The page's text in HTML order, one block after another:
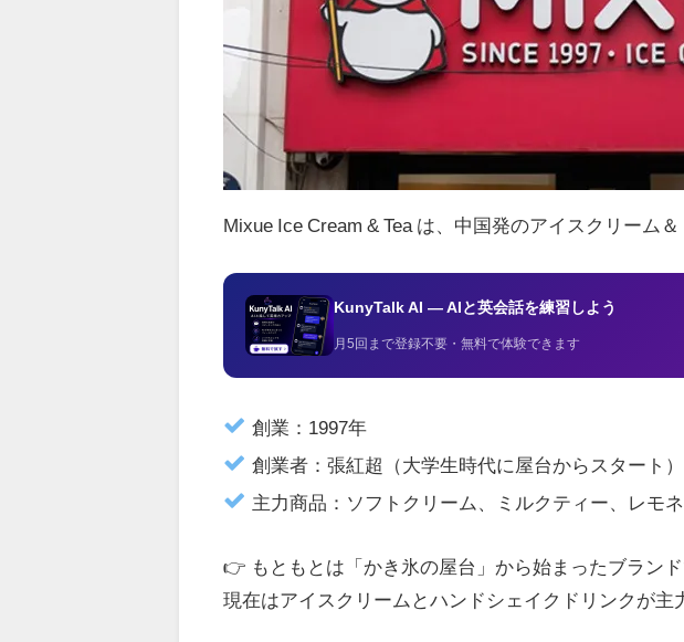
Mixue Ice Cream & Tea は、中国発のアイスクリーム＆
KunyTalk AI — AIと英会話を練習しよう
月5回まで登録不要・無料で体験できます
創業：1997年
創業者：張紅超（大学生時代に屋台からスタート）
主力商品：ソフトクリーム、ミルクティー、レモ
👉 もともとは「かき氷の屋台」から始まったブランド
現在はアイスクリームとハンドシェイクドリンクが主